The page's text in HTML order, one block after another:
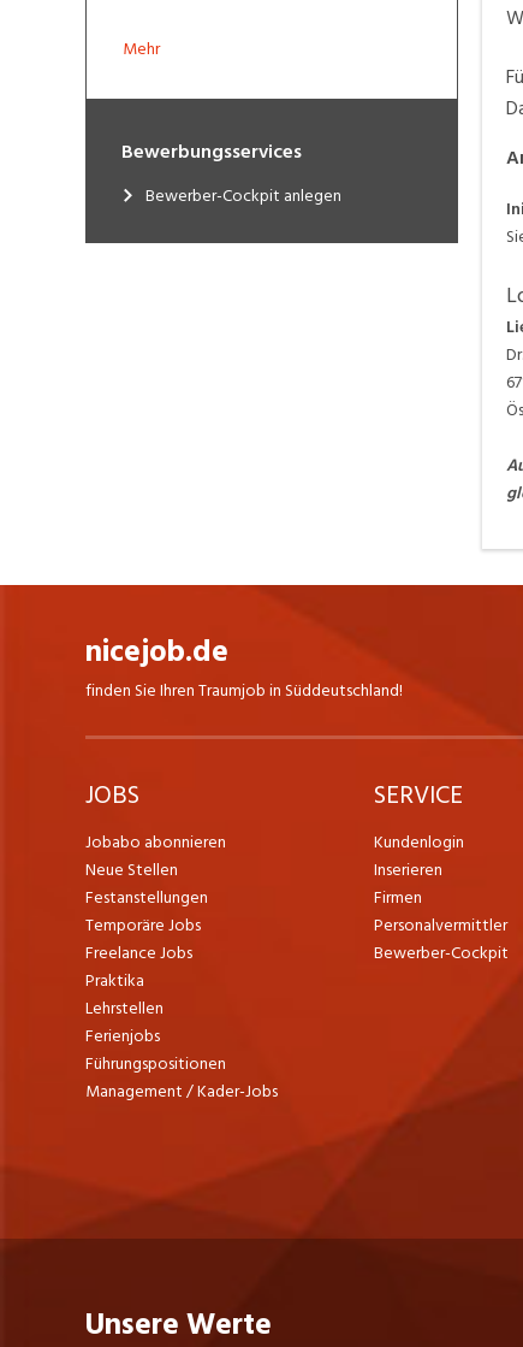
Mehr
Bewerbungsservices
Bewerber-Cockpit anlegen
nicejob.de
finden Sie Ihren Traumjob in Süddeutschland!
JOBS
Jobabo abonnieren
Neue Stellen
Festanstellungen
Temporäre Jobs
Freelance Jobs
Praktika
Lehrstellen
Ferienjobs
Führungspositionen
Management / Kader-Jobs
SERVICE
Kundenlogin
Inserieren
Firmen
Personalvermittler
Bewerber-Cockpit
Unsere Werte